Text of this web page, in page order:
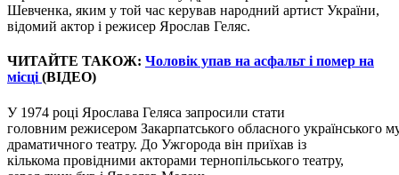
Шевченка, яким у той час керував народний артист України,
відомий актор і режисер Ярослав Геляс.
ЧИТАЙТЕ ТАКОЖ: Чоловік упав на асфальт і помер на
місці(ВІДЕО)
У 1974 році Ярослава Геляса запросили стати
головним режисером Закарпатського обласного українського
драматичного театру. До Ужгорода він приїхав із
кількома провідними акторами тернопільського театру,